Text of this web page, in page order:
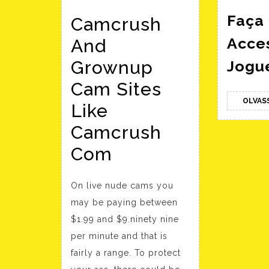
Camcrush
And
Grownup
Cam Sites
Like
Camcrush
Com
Camcrush
And
Grownup
Cam
On live nude cams you
may be paying between
$1.99 and $9.ninety nine
per minute and that is
fairly a range. To protect
Faça